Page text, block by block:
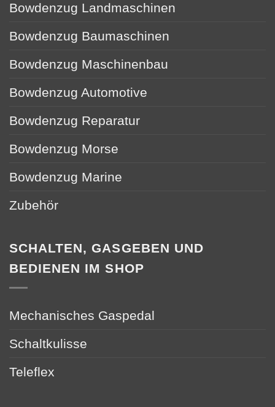
Bowdenzug Landmaschinen
Bowdenzug Baumaschinen
Bowdenzug Maschinenbau
Bowdenzug Automotive
Bowdenzug Reparatur
Bowdenzug Morse
Bowdenzug Marine
Zubehör
SCHALTEN, GASGEBEN UND
BEDIENEN IM SHOP
Mechanisches Gaspedal
Schaltkulisse
Teleflex